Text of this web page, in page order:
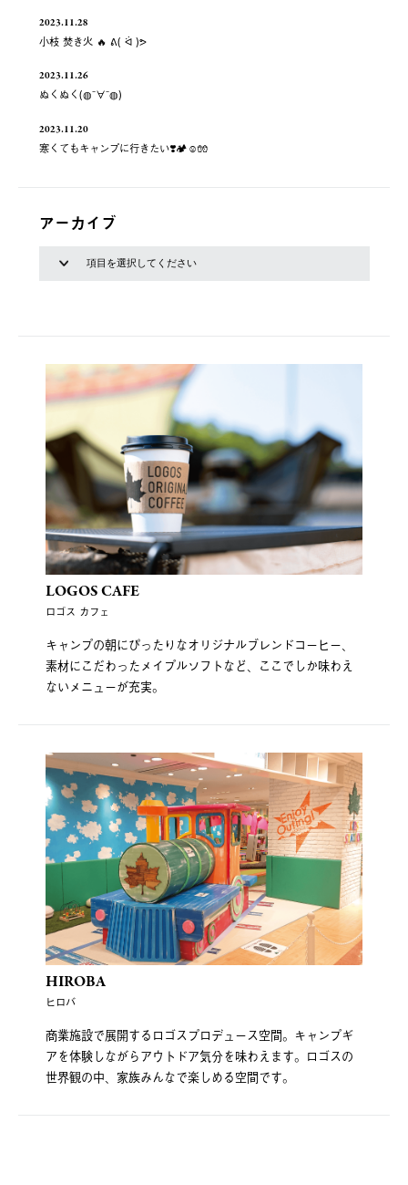
2023.11.28
小枝 焚き火 🔥 ᕕ( ᐛ )ᕗ
2023.11.26
ぬくぬく(◍¯∀¯◍)
2023.11.20
寒くてもキャンプに行きたい❣️🏕☺️🧤
アーカイブ
LOGOS CAFE
ロゴス カフェ
キャンプの朝にぴったりなオリジナルブレンドコーヒー、
素材にこだわったメイプルソフトなど、ここでしか味わえ
ないメニューが充実。
HIROBA
ヒロバ
商業施設で展開するロゴスプロデュース空間。キャンプギ
アを体験しながらアウトドア気分を味わえます。ロゴスの
世界観の中、家族みんなで楽しめる空間です。